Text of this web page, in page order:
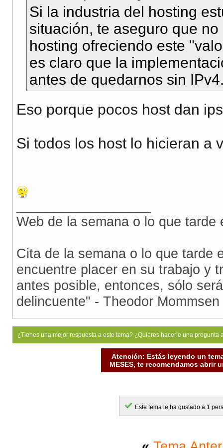
Si la industria del hosting
situación, te aseguro que
hosting ofreciendo este
es claro que la
antes de quedarnos sin
Eso porque pocos host dan
Si todos los host lo hicieran a
Web de la semana o lo que
Cita de la semana o lo que tarde
encuentre placer en su trabajo y
antes posible, entonces, sólo
delincuente" - Theodor Mommsen
¿Tienes una mejor respuesta a este tema? ¿Quiéres hacerle una
Atención: Estás leyendo un
MESES, te recomendamos abrir
Este tema le ha gustado a 1